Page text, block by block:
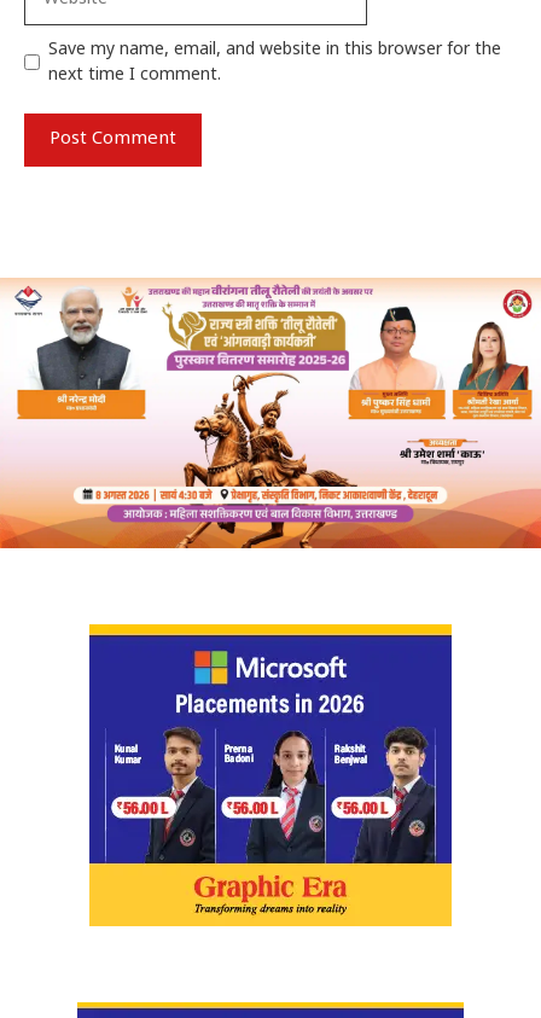
Save my name, email, and website in this browser for the
next time I comment.